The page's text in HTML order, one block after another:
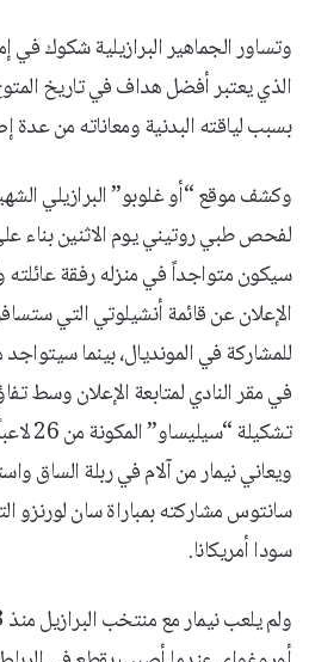
وتساور الجماهير البرازيلية شكوك في
بسبب لياقته البدنية ومعاناته من عدة
وكشف موقع “أو غلوبو” البرازيلي
لفحص طبي روتيني يوم الاثنين بناء
سيكون متواجداً في منزله رفقة عائلته
الإعلان عن قائمة أنشيلوتي التي
للمشاركة في المونديال، بينما
في مقر النادي لمتابعة الإعلان وسط
تشكيلة “سيليساو” المكونة من 26 لاعباً.
ويعاني نيمار من آلام في ربلة الساق
سانتوس مشاركته بمباراة سان لورنزو
سودا أمريكانا.